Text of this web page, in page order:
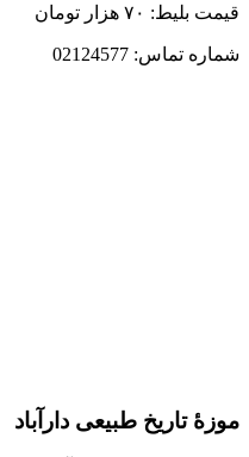
قیمت بلیط: ۷۰ هزار تومان
شماره تماس: 02124577
موزۀ تاریخ طبیعی دارآباد